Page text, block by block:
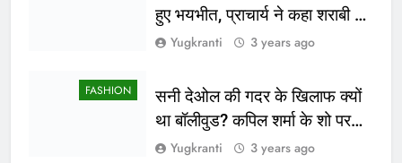
हुए भयभीत, प्राचार्य ने कहा शराबी ने
उड़ाई अफवाह
Yugkranti 3 years ago
FASHION
सनी देओल की गदर के खिलाफ क्यों
था बॉलीवुड? कपिल शर्मा के शो पर
सामने आई सच्चाई
Yugkranti 3 years ago